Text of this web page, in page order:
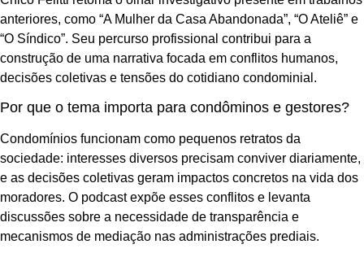
anteriores, como “A Mulher da Casa Abandonada”, “O Ateliê” e
“O Síndico”. Seu percurso profissional contribui para a
construção de uma narrativa focada em conflitos humanos,
decisões coletivas e tensões do cotidiano condominial.
Por que o tema importa para condôminos e gestores?
Condomínios funcionam como pequenos retratos da
sociedade: interesses diversos precisam conviver diariamente,
e as decisões coletivas geram impactos concretos na vida dos
moradores. O podcast expõe esses conflitos e levanta
discussões sobre a necessidade de transparência e
mecanismos de mediação nas administrações prediais.